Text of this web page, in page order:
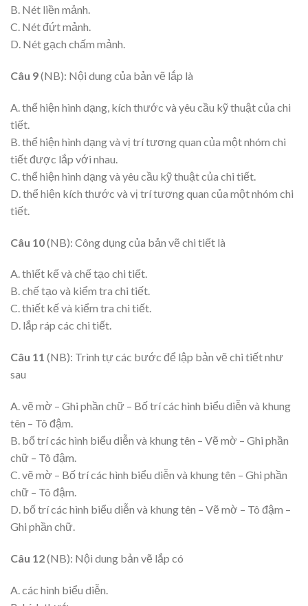
B. Nét liền mảnh.
C. Nét đứt mảnh.
D. Nét gạch chấm mảnh.
Câu 9(NB): Nội dung của bản vẽ lắp là
A. thể hiện hình dạng, kích thước và yêu cầu kỹ thuật của chi
tiết.
B. thể hiện hình dạng và vị trí tương quan của một nhóm chi
tiết được lắp với nhau.
C. thể hiện hình dạng và yêu cầu kỹ thuật của chi tiết.
D. thể hiện kích thước và vị trí tương quan của một nhóm chi
tiết.
Câu 10(NB): Công dụng của bản vẽ chi tiết là
A. thiết kế và chế tạo chi tiết.
B. chế tạo và kiểm tra chi tiết.
C. thiết kế và kiểm tra chi tiết.
D. lắp ráp các chi tiết.
Câu 11 (NB): Trình tự các bước để lập bản vẽ chi tiết như
sau
A. vẽ mờ – Ghi phần chữ – Bố trí các hình biểu diễn và khung
tên – Tô đậm.
B. bố trí các hình biểu diễn và khung tên – Vẽ mờ – Ghi phần
chữ – Tô đậm.
C. vẽ mờ – Bố trí các hình biểu diễn và khung tên – Ghi phần
chữ – Tô đậm.
D. bố trí các hình biểu diễn và khung tên – Vẽ mờ – Tô đậm –
Ghi phần chữ.
Câu 12(NB): Nội dung bản vẽ lắp có
A. các hình biểu diễn.